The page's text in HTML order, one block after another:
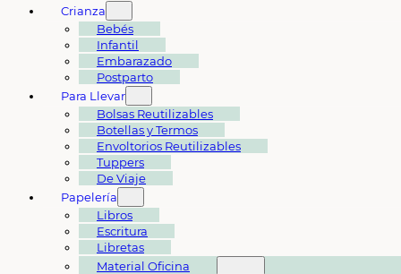
Crianza
Bebés
Infantil
Embarazado
Postparto
Para Llevar
Bolsas Reutilizables
Botellas y Termos
Envoltorios Reutilizables
Tuppers
De Viaje
Papelería
Libros
Escritura
Libretas
Material Oficina